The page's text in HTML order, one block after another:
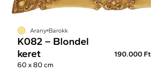
Arany Barokk
K082 – Blondel
keret
190.000 Ft
60 x 80 cm